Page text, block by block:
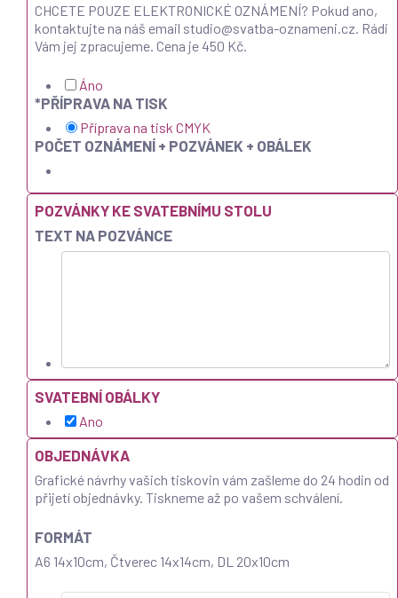
CHCETE POUZE ELEKTRONICKÉ OZNÁMENÍ? Pokud ano,
kontaktujte na náš email studio@svatba-oznameni.cz. Rádi
Vám jej zpracujeme. Cena je 450 Kč.
Áno
*PŘÍPRAVA NA TISK
Příprava na tisk CMYK
POČET OZNÁMENÍ + POZVÁNEK + OBÁLEK
POZVÁNKY KE SVATEBNÍMU STOLU
TEXT NA POZVÁNCE
SVATEBNÍ OBÁLKY
Ano
OBJEDNÁVKA
Grafické návrhy vašich tiskovin vám zašleme do 24 hodin od
přijetí objednávky. Tiskneme až po vašem schválení.
FORMÁT
A6 14x10cm, Čtverec 14x14cm, DL 20x10cm